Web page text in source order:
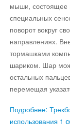
мыши, состоящее
специальных
поворот вокруг
направлениях.
тормашками
шариком. Шар
остальных
перемещая
Подробнее:
использования 1